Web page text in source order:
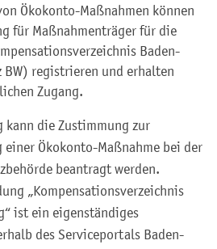
Ökokonto-Maßnahmen können
für Maßnahmenträger für die
Baden-
BW) registrieren und erhalten
Zugang.
kann die Zustimmung zur
einer Ökokonto-Maßnahme bei der
beantragt werden.
„Kompensationsverzeichnis
ist ein eigenständiges
des Serviceportals Baden-